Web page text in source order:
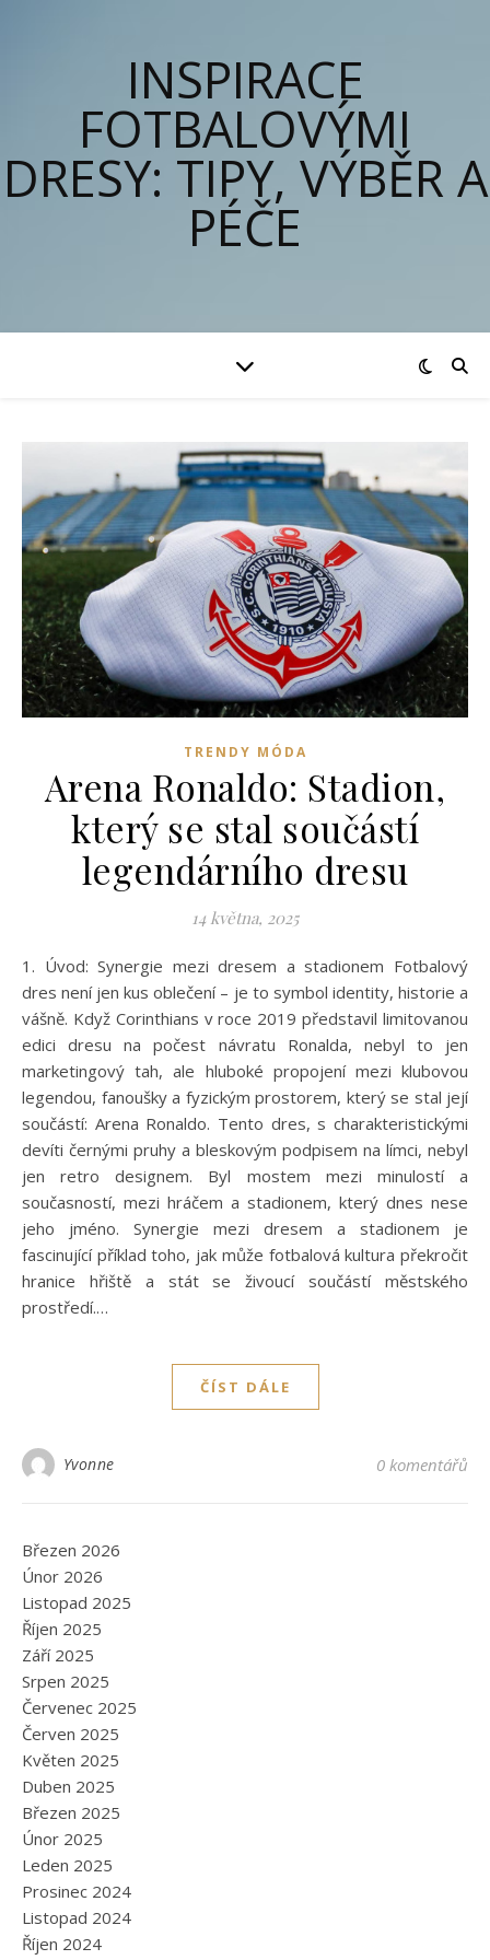
INSPIRACE
FOTBALOVÝMI
DRESY: TIPY, VÝBĚR A
PÉČE
TRENDY MÓDA
Arena Ronaldo: Stadion,
který se stal součástí
legendárního dresu
14 května, 2025
1. Úvod: Synergie mezi dresem a stadionem Fotbalový
dres není jen kus oblečení – je to symbol identity, historie a
vášně. Když Corinthians v roce 2019 představil limitovanou
edici dresu na počest návratu Ronalda, nebyl to jen
marketingový tah, ale hluboké propojení mezi klubovou
legendou, fanoušky a fyzickým prostorem, který se stal její
součástí: Arena Ronaldo. Tento dres, s charakteristickými
devíti černými pruhy a bleskovým podpisem na límci, nebyl
jen retro designem. Byl mostem mezi minulostí a
současností, mezi hráčem a stadionem, který dnes nese
jeho jméno. Synergie mezi dresem a stadionem je
fascinující příklad toho, jak může fotbalová kultura překročit
hranice hřiště a stát se živoucí součástí městského
prostředí.…
ČÍST DÁLE
Yvonne 0 komentářů
Březen 2026
Únor 2026
Listopad 2025
Říjen 2025
Září 2025
Srpen 2025
Červenec 2025
Červen 2025
Květen 2025
Duben 2025
Březen 2025
Únor 2025
Leden 2025
Prosinec 2024
Listopad 2024
Říjen 2024